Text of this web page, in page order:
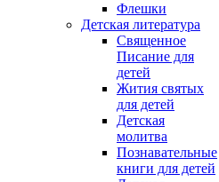
Флешки
Детская литература
Священное
Писание для
детей
Жития святых
для детей
Детская
молитва
Познавательные
книги для детей